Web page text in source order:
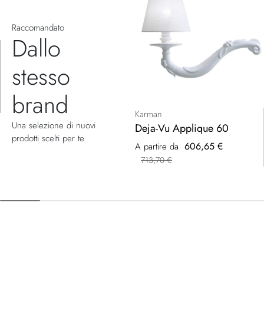
Raccomandato
Dallo
stesso
brand
Una selezione di nuovi
prodotti scelti per te
Karman
Deja-Vu Applique 60
A partire da 606,65 €
713,70 €